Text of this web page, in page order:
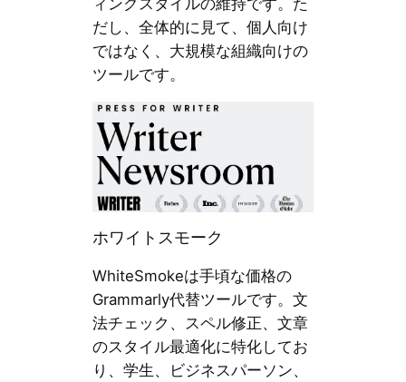
ィングスタイルの維持です。た
だし、全体的に見て、個人向け
ではなく、大規模な組織向けの
ツールです。
ホワイトスモーク
WhiteSmokeは手頃な価格の
Grammarly代替ツールです。文
法チェック、スペル修正、文章
のスタイル最適化に特化してお
り、学生、ビジネスパーソン、